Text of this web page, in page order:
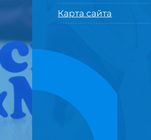
Карта сайта